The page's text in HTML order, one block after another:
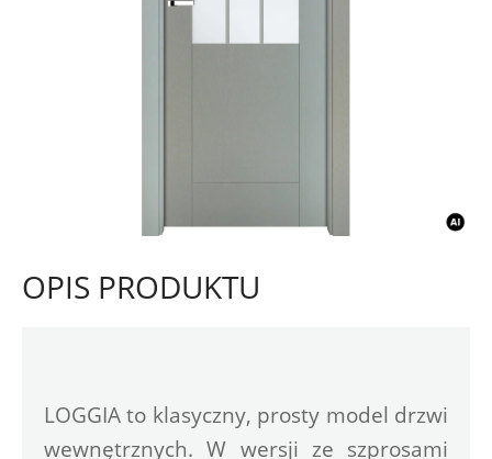
OPIS PRODUKTU
LOGGIA to klasyczny, prosty model drzwi
wewnętrznych. W wersji ze szprosami